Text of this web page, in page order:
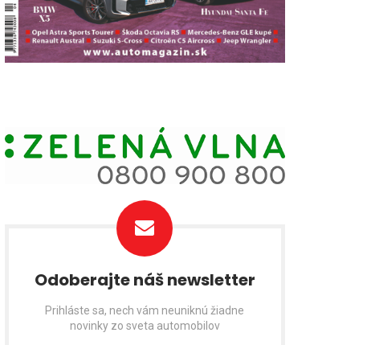
Odoberajte náš newsletter
Prihláste sa, nech vám neuniknú žiadne
novinky zo sveta automobilov